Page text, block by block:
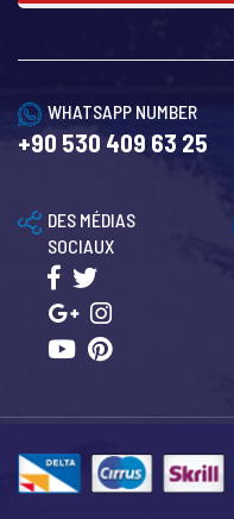
WHATSAPP NUMBER
+90 530 409 63 25
DES MÉDIAS
SOCIAUX